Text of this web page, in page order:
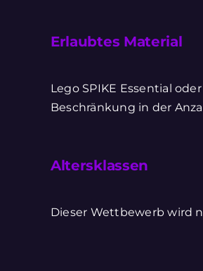
Erlaubtes Material
Lego SPIKE Essential
Beschränkung in der
Altersklassen
Dieser Wettbewerb wird